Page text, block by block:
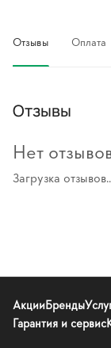
Отзывы Оплата
Отзывы
Загрузка
Нет
АкцииБренды
Гарантия и сервис